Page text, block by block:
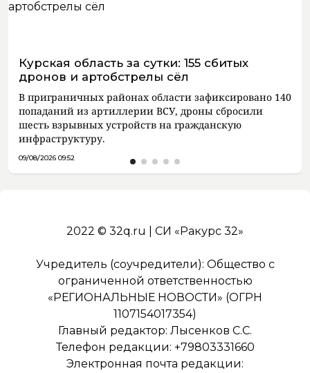
Курская область за сутки: 155 сбитых
дронов и артобстрелы сёл
В приграничных районах области зафиксировано 140
попаданий из артиллерии ВСУ, дроны сбросили
шесть взрывных устройств на гражданскую
инфраструктуру.
09/08/2026 09:52
2022 © 32q.ru | СИ «Ракурс 32»
Учредитель (соучредители): Общество с
ограниченной ответственностью
«РЕГИОНАЛЬНЫЕ НОВОСТИ» (ОГРН
1107154017354)
Главный редактор: Лысенков С.С.
Телефон редакции: +79803331660
Электронная почта редакции: